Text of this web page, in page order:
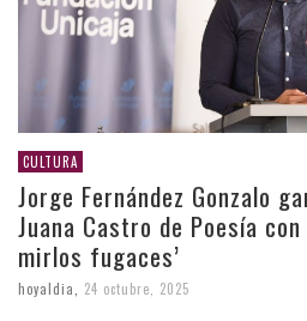
CULTURA
Jorge Fernández Gonzalo
Juana Castro de Poesía
mirlos fugaces’
hoyaldia 24 octubre, 2025